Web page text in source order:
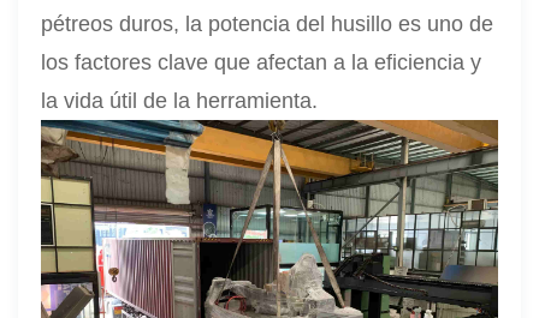
pétreos duros, la potencia del husillo es uno de
los factores clave que afectan a la eficiencia y
la vida útil de la herramienta.